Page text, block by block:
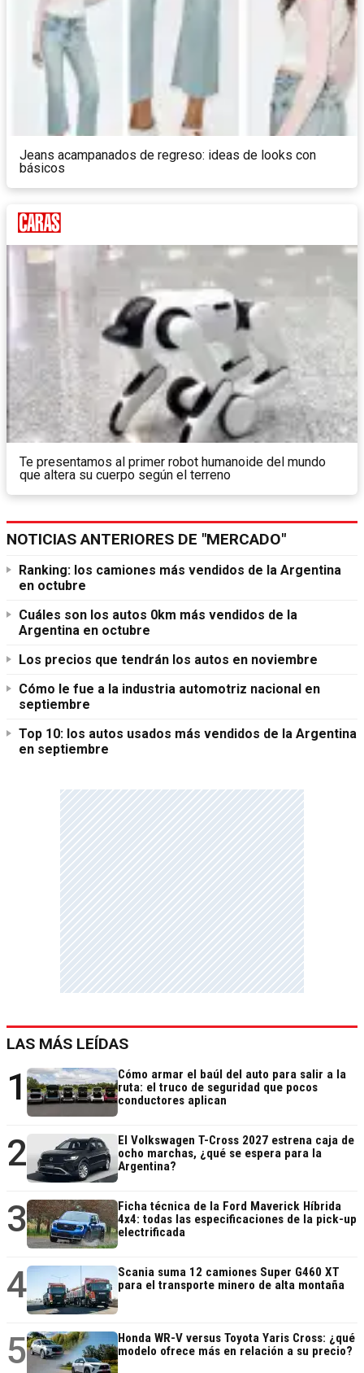
Jeans acampanados de regreso: ideas de looks con
básicos
Te presentamos al primer robot humanoide del mundo
que altera su cuerpo según el terreno
NOTICIAS ANTERIORES DE "MERCADO"
Ranking: los camiones más vendidos de la Argentina
en octubre
Cuáles son los autos 0km más vendidos de la
Argentina en octubre
Los precios que tendrán los autos en noviembre
Cómo le fue a la industria automotriz nacional en
septiembre
Top 10: los autos usados más vendidos de la Argentina
en septiembre
LAS MÁS LEÍDAS
1
Cómo armar el baúl del auto para salir a la
ruta: el truco de seguridad que pocos
conductores aplican
2
El Volkswagen T-Cross 2027 estrena caja de
ocho marchas, ¿qué se espera para la
Argentina?
3
Ficha técnica de la Ford Maverick Híbrida
4x4: todas las especificaciones de la pick-up
electrificada
4
Scania suma 12 camiones Super G460 XT
para el transporte minero de alta montaña
5
Honda WR-V versus Toyota Yaris Cross: ¿qué
modelo ofrece más en relación a su precio?